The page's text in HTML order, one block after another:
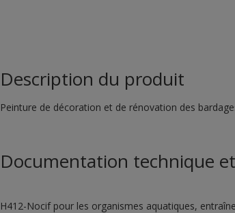
Description du produit
Peinture de décoration et de rénovation des
Documentation technique
H412-Nocif pour les organismes aquatiques,